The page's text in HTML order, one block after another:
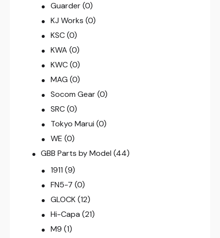
Guarder (0)
KJ Works (0)
KSC (0)
KWA (0)
KWC (0)
MAG (0)
Socom Gear (0)
SRC (0)
Tokyo Marui (0)
WE (0)
GBB Parts by Model (44)
1911 (9)
FN5-7 (0)
GLOCK (12)
Hi-Capa (21)
M9 (1)